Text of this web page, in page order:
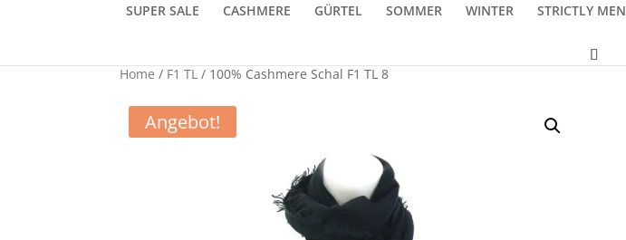
SUPER SALE CASHMERE GÜRTEL SOMMER WINTER STRICTLY MEN
Home / F1 TL / 100% Cashmere Schal F1 TL 8
Angebot!